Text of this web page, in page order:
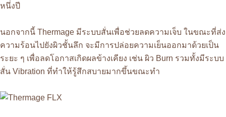
หนึ่งปี
นอกจากนี้ Thermage มีระบบสั่นเพื่อช่วยลดความเจ็บ ในขณะที่ส่ง
ความร้อนไปยังผิวชั้นลึก จะมีการปล่อยความเย็นออกมาด้วยเป็น
ระยะ ๆ เพื่อลดโอกาสเกิดผลข้างเคียง เช่น ผิว Burn รวมทั้งมีระบบ
สั่น Vibration ที่ทำให้รู้สึกสบายมากขึ้นขณะทำ